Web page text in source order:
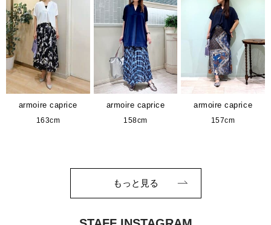
armoire caprice
163cm
armoire caprice
158cm
armoire caprice
157cm
もっと見る